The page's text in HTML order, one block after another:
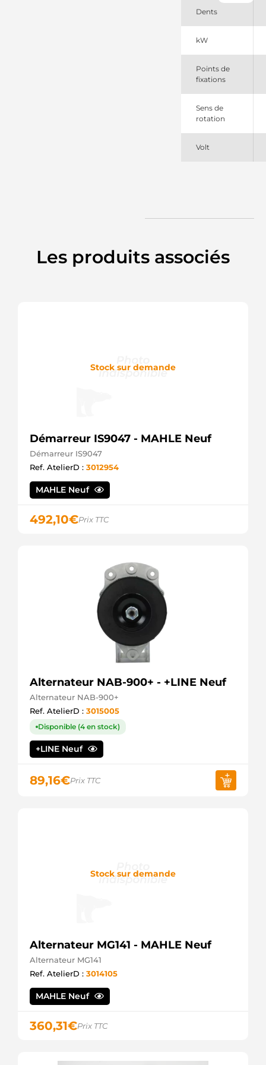
Mitsubishi
M9T68971AM
Mitsubishi
Dents
kW
Points de
fixations
Sens de
rotation
Volt
Les produits associés
Stock sur demande
Démarreur IS9047 - MAHLE Neuf
Démarreur IS9047
Ref. AtelierD : 3012954
MAHLE Neuf
492,10€Prix TTC
Alternateur NAB-900+ - +LINE Neuf
Alternateur NAB-900+
Ref. AtelierD : 3015005
Disponible (4 en stock)
+LINE Neuf
89,16€Prix TTC
Stock sur demande
Alternateur MG141 - MAHLE Neuf
Alternateur MG141
Ref. AtelierD : 3014105
MAHLE Neuf
360,31€Prix TTC